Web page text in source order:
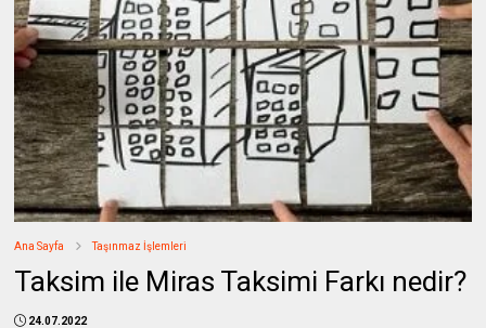
Ana Sayfa Taşınmaz İşlemleri
Taksim ile Miras Taksimi Farkı nedir?
24.07.2022